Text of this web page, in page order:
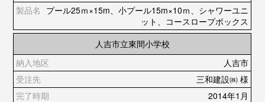
プール25ｍ×15m、小プール15m×10ｍ、シャワーユニ
ット、コースロープボックス
人吉市立東間小学校
人吉市
三和建設㈱ 様
2014年1月